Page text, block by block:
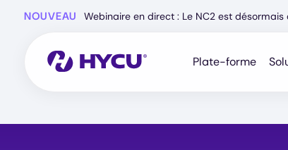
NOUVEAU Webinaire en direct : Le NC2 est
Plate-forme